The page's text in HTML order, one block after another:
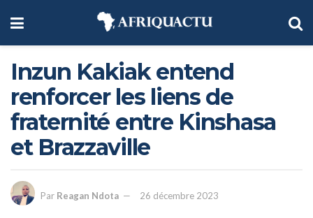
Inzun Kakiak entend
renforcer les liens de
fraternité entre Kinshasa
et Brazzaville
Par Reagan Ndota 26 décembre 2023